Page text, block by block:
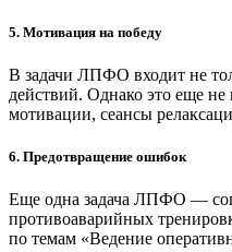
5. Мотивация на победу
В задачи ЛПФО входит не
действий. Однако это еще
мотивации, сеансы
6. Предотвращение ошибок
Еще одна задача ЛПФО —
противоаварийных
по темам «Ведение